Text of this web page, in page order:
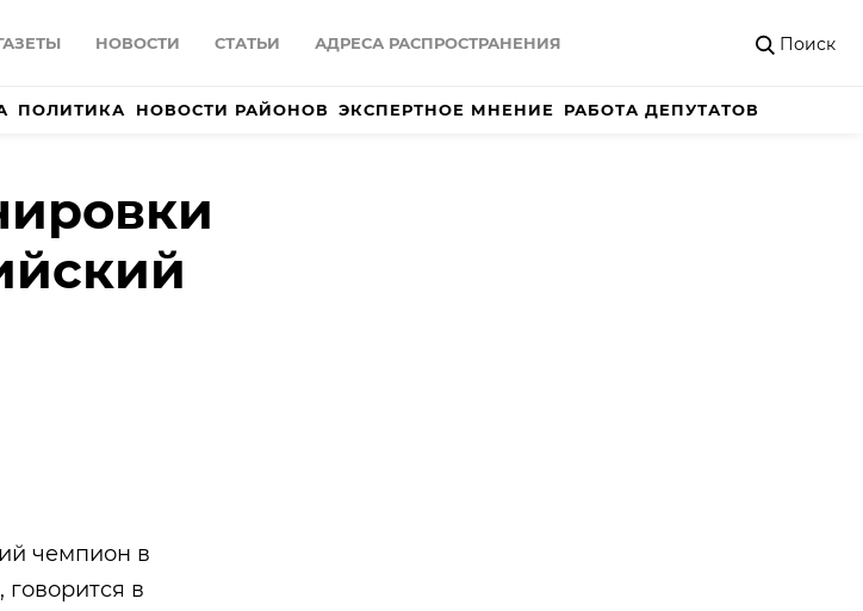
НОВОСТИ СТАТЬИ АДРЕСА РАСПРОСТРАНЕНИЯ Поиск
ПОЛИТИКА НОВОСТИ РАЙОНОВ ЭКСПЕРТНОЕ МНЕНИЕ РАБОТА ДЕПУТАТОВ
чемпион в
в